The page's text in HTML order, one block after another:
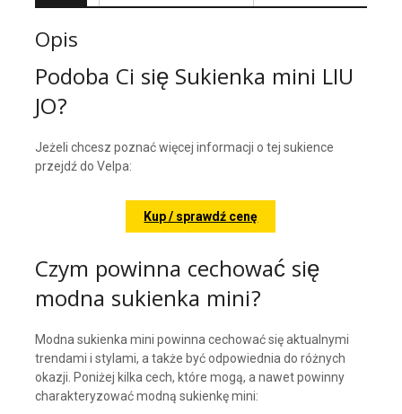
Opis
Podoba Ci się Sukienka mini LIU
JO?
Jeżeli chcesz poznać więcej informacji o tej sukience
przejdź do Velpa:
Kup / sprawdź cenę
Czym powinna cechować się
modna sukienka mini?
Modna sukienka mini powinna cechować się aktualnymi
trendami i stylami, a także być odpowiednia do różnych
okazji. Poniżej kilka cech, które mogą, a nawet powinny
charakteryzować modną sukienkę mini: